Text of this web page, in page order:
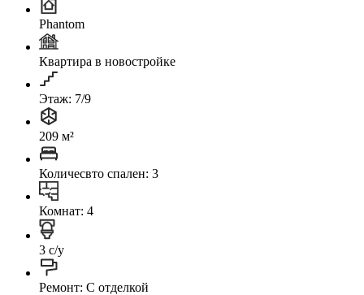
Phantom
Квартира в новостройке
Этаж: 7/9
209 м²
Количесвто спален: 3
Комнат: 4
3 с/у
Ремонт: C отделкой